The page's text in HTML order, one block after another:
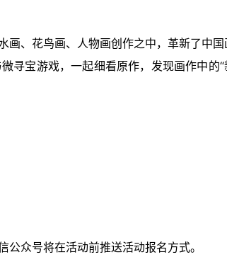
画、花鸟画、人物画创作之中，革新了中国
寻宝游戏，一起细看原作，发现画作中的“
众号将在活动前推送活动报名方式。